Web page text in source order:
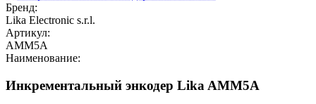
Бренд:
Lika Electronic s.r.l.
Артикул:
AMM5A
Наименование:
Инкрементальный энкодер Lika AMM5A